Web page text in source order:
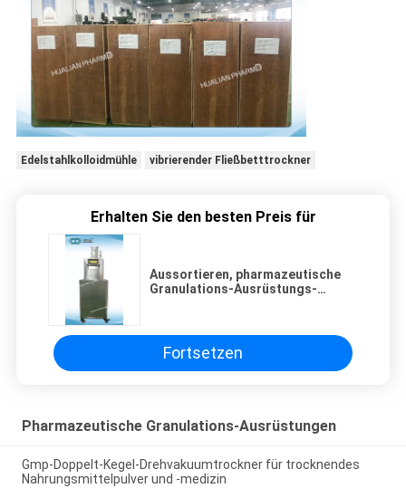
Edelstahlkolloidmühle vibrierender Fließbetttrockner
Erhalten Sie den besten Preis für
Aussortieren, pharmazeutische
Granulations-Ausrüstungs-
Fortsetzen
Pharmazeutische Granulations-Ausrüstungen
Gmp-Doppelt-Kegel-Drehvakuumtrockner für trocknendes
Nahrungsmittelpulver und -medizin